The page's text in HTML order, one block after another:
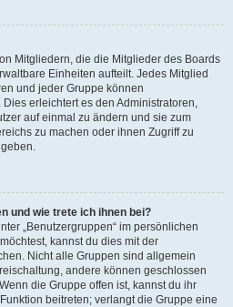
Mitgliedern, die die Mitglieder des Boards
Einheiten aufteilt. Jedes Mitglied
und jeder Gruppe können
erleichtert es den Administratoren,
auf einmal zu ändern und sie zum
zu machen oder ihnen Zugriff zu
und wie trete ich ihnen bei?
„Benutzergruppen“ im persönlichen
kannst du dies mit der
Nicht alle Gruppen sind allgemein
andere können geschlossen
die Gruppe offen ist, kannst du ihr
beitreten; verlangt die Gruppe eine